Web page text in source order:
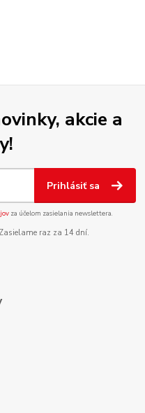
akcie a
Prihlásiť sa
za účelom zasielania newslettera.
raz za 14 dní.